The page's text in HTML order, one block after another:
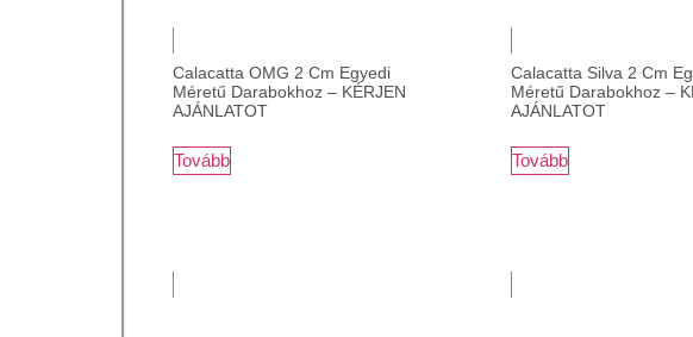
Calacatta OMG 2 Cm Egyedi
Méretű Darabokhoz – KÉRJEN
AJÁNLATOT
Tovább
Calacatta Silva 2 Cm
Méretű Darabokhoz –
AJÁNLATOT
Tovább